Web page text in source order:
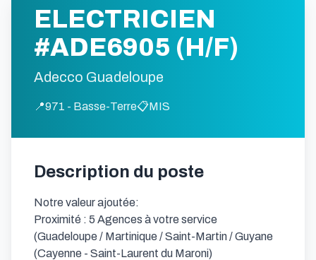
ELECTRICIEN
#ADE6905 (H/F)
Adecco Guadeloupe
📍971 - Basse-Terre📋MIS
Description du poste
Notre valeur ajoutée:
Proximité : 5 Agences à votre service
(Guadeloupe / Martinique / Saint-Martin / Guyane
(Cayenne - Saint-Laurent du Maroni)